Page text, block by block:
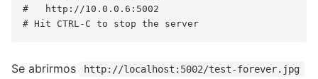
#   http://10.0.0.6:5002
Se abrirmos http://localhost:5002/test-forever.jpg